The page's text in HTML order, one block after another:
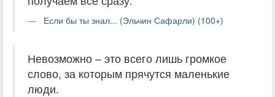
Если бы ты знал... (Эльчин Сафарли) (100+)
Невозможно – это всего лишь громкое
слово, за которым прячутся маленькие
люди.